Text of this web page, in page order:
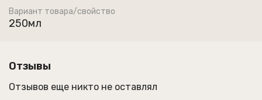
Вариант товара/свойство
250мл
Отзывы
Отзывов еще никто не оставлял